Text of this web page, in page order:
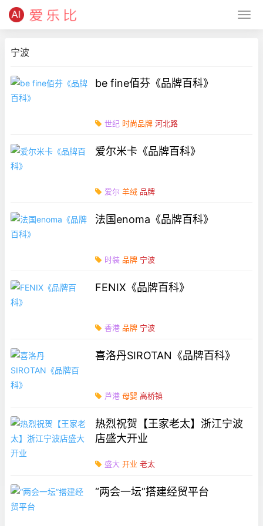
宁波
be fine佰芬《品牌百科》
世纪 时尚品牌 河北路
爱尔米卡《品牌百科》
爱尔 羊绒 品牌
法国enoma《品牌百科》
时装 品牌 宁波
FENIX《品牌百科》
香港 品牌 宁波
喜洛丹SIROTAN《品牌百科》
芦港 母婴 高桥镇
热烈祝贺【王家老太】浙江宁波
店盛大开业
盛大 开业 老太
“两会一坛”搭建经贸平台